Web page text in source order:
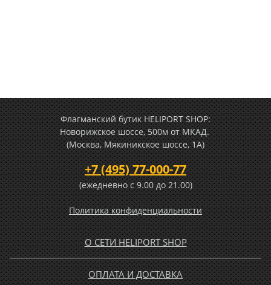
Флагманский бутик HELIPORT SHOP:
Новорижское шоссе, 500м от МКАД.
(Москва, Мякиникское шоссе, 1А)
+7 (495) 77-000-77
(ежедневно c 9.00 до 21.00)
Политика конфиденциальности
О СЕТИ HELIPORT SHOP
ОПЛАТА И ДОСТАВКА